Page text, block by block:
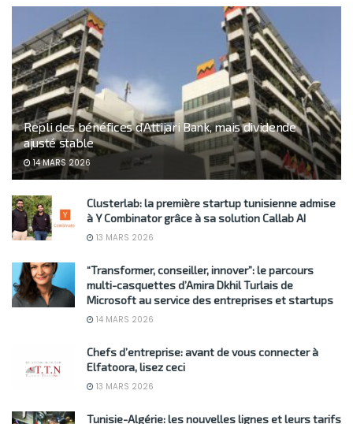
Repli des bénéfices d’Attijari Bank, mais dividende
ajusté stable
14 MARS 2026
Clusterlab: la première startup tunisienne admise
à Y Combinator grâce à sa solution Callab AI
13 MARS 2026
“Transformer, conseiller, innover”: le parcours
multi-casquettes d’Amira Dkhil Turlais de
Microsoft au service des entreprises et startups
14 MARS 2026
Chefs d’entreprise: avant de vous connecter à
Elfatoora, lisez ceci
13 MARS 2026
Tunisie-Algérie: les nouvelles lignes et leurs tarifs